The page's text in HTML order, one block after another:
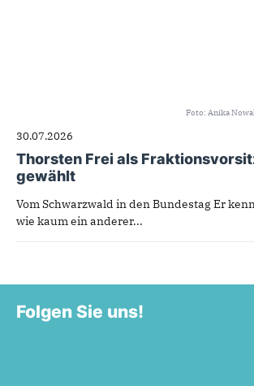
Foto: Anika
30.07.2026
Thorsten Frei als
gewählt
Vom Schwarzwald in den Bundestag Er
wie kaum ein anderer...
Folgen Sie uns!